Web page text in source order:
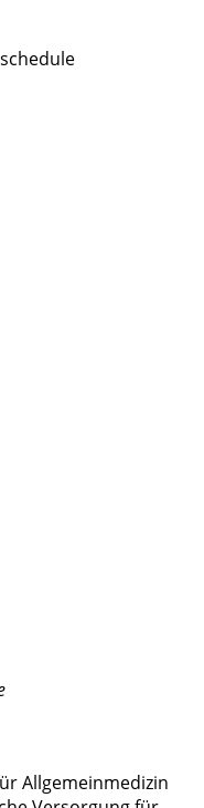
Allgemeinmedizin